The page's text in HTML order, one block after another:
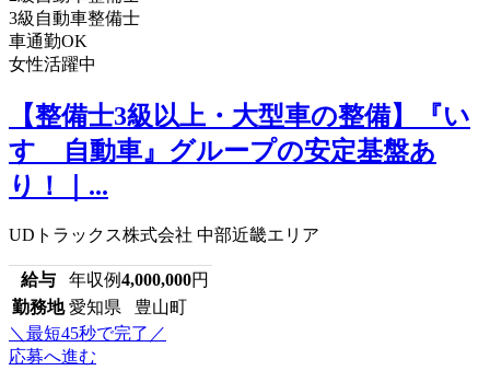
3級自動車整備士
車通勤OK
女性活躍中
【整備士3級以上・大型車の整備】『い
すゞ自動車』グループの安定基盤あ
り！｜...
UDトラックス株式会社 中部近畿エリア
給与 年収例4,000,000円
勤務地 愛知県 豊山町
＼最短45秒で完了／
応募へ進む